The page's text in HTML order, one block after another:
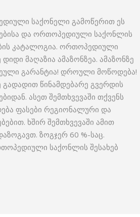
საქონელი გამოწერით ეს
და ორთოპედიული საქონლის
კატალოგია. ორთოპედიული
მაღაზია ამაზონზეა. ამაზონზე
გარანტია! დროული მოწოდება!
გადადით წინამდებარე გვერდის
ასეთ შემთხვევაში თქვენს
ფასები რეგიონალური და
ხშირ შემთხვევაში ამით
ზოგჯერ 60 %-საც.
საქონლის შესახებ